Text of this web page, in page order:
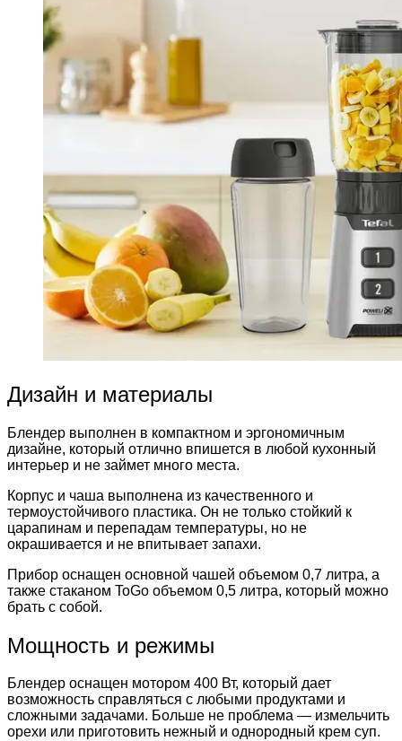
Дизайн и материалы
Блендер выполнен в компактном и эргономичным
дизайне, который отлично впишется в любой кухонный
интерьер и не займет много места.
Корпус и чаша выполнена из качественного и
термоустойчивого пластика. Он не только стойкий к
царапинам и перепадам температуры, но не
окрашивается и не впитывает запахи.
Прибор оснащен основной чашей объемом 0,7 литра, а
также стаканом ToGo объемом 0,5 литра, который можно
брать с собой.
Мощность и режимы
Блендер оснащен мотором 400 Вт, который дает
возможность справляться с любыми продуктами и
сложными задачами. Больше не проблема — измельчить
орехи или приготовить нежный и однородный крем суп.